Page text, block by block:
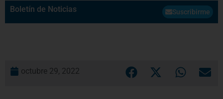
Boletín de Noticias Suscribirme
octubre 29, 2022